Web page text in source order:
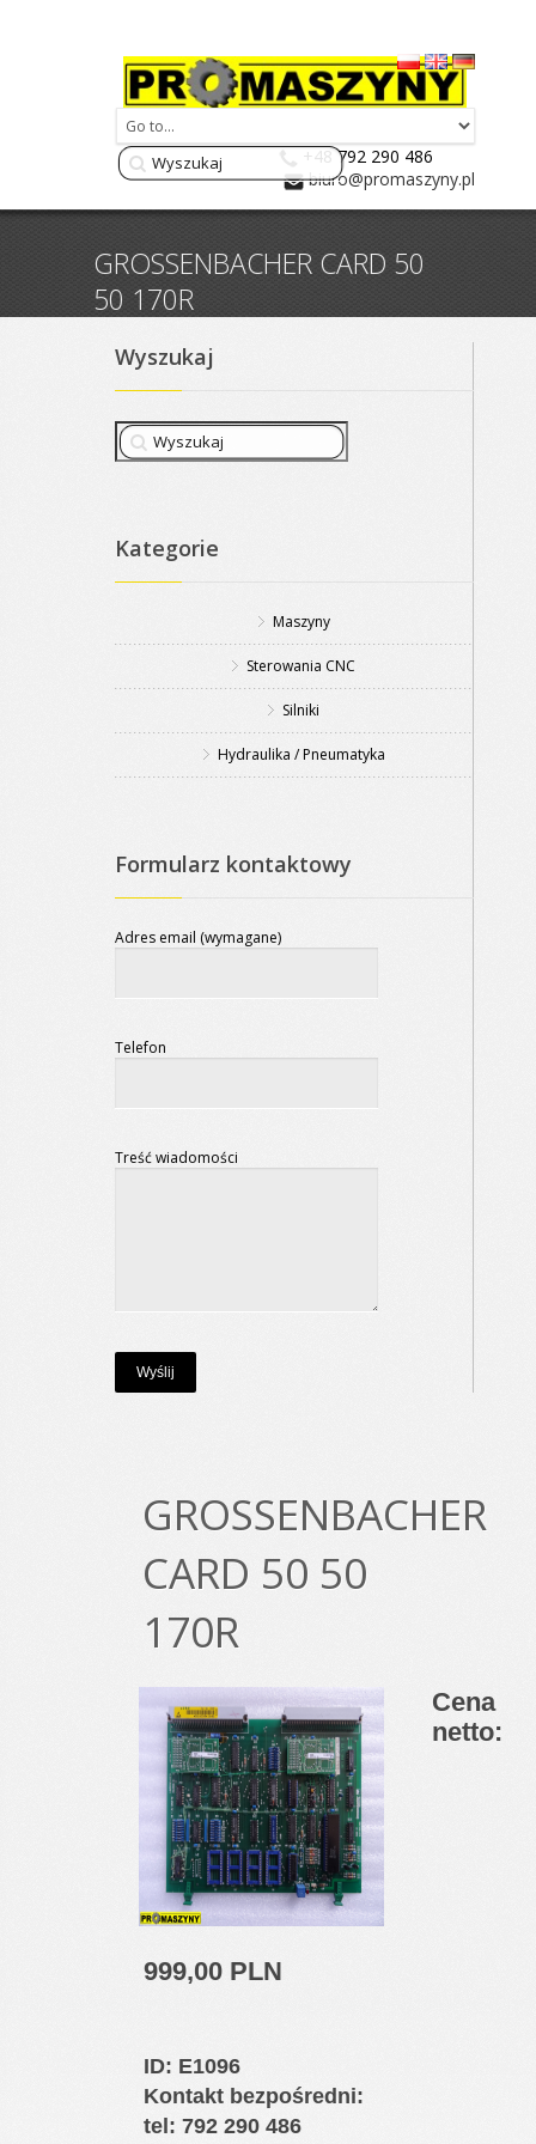
+48 792 290 486
biuro@promaszyny.pl
GROSSENBACHER CARD 50
50 170R
Wyszukaj
Kategorie
Maszyny
Sterowania CNC
Silniki
Hydraulika / Pneumatyka
Formularz kontaktowy
Adres email (wymagane)
Telefon
Treść wiadomości
GROSSENBACHER
CARD 50 50
170R
Cena
netto:
999,00 PLN
ID: E1096
Kontakt bezpośredni:
tel: 792 290 486